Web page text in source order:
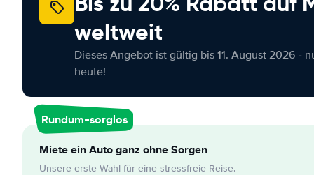
weltweit
Dieses Angebot ist gültig bis 11. August 2026 -
heute!
Rundum-sorglos
Miete ein Auto ganz ohne Sorgen
Unsere erste Wahl für eine stressfreie Reise.